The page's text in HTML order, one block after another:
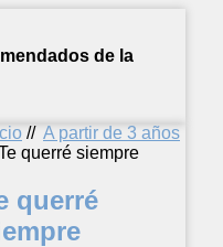
de la
// A partir de 3 años
querré siempre
querré